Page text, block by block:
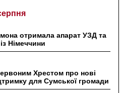
отримала апарат УЗД та
Німеччини
Хрестом про нові
для Сумської громади